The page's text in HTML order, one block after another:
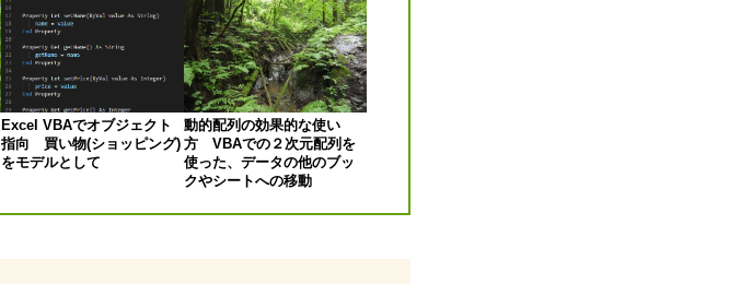
Excel VBAでオブジェクト
指向 買い物(ショッピング)
をモデルとして
動的配列の効果的な使い
方 VBAでの２次元配列を
使った、データの他のブッ
クやシートへの移動